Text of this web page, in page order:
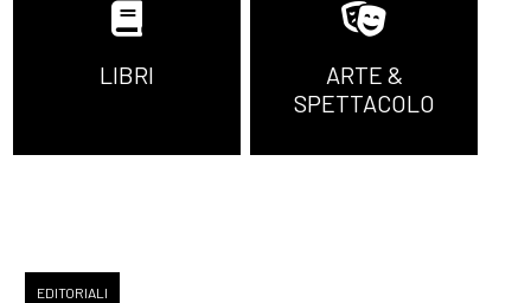
LIBRI
ARTE &
SPETTACOLO
EDITORIALI